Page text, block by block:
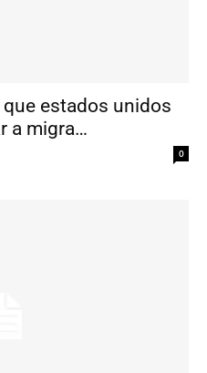
estados unidos
a migra…
0